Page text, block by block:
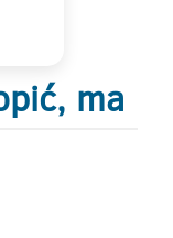
ma